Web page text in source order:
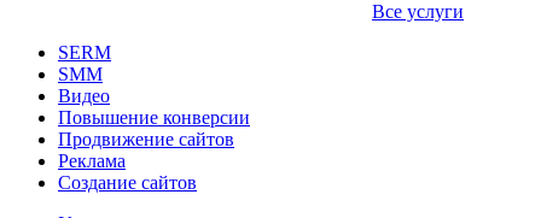
Все услуги
SERM
SMM
Видео
Повышение конверсии
Продвижение сайтов
Реклама
Создание сайтов